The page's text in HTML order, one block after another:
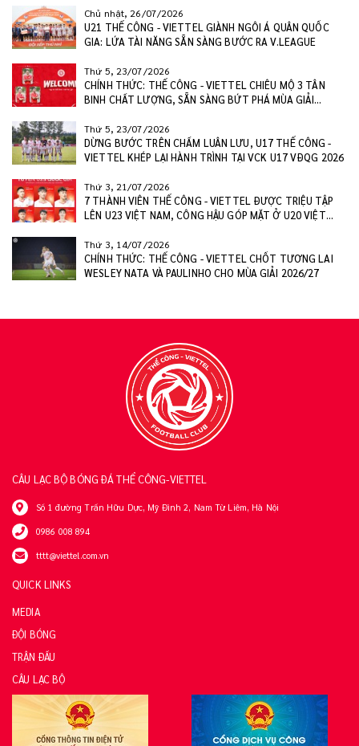
Chủ nhật, 26/07/2026
U21 THỂ CÔNG - VIETTEL GIÀNH NGÔI Á QUÂN QUỐC
GIA: LỨA TÀI NĂNG SẴN SÀNG BƯỚC RA V.LEAGUE
Thứ 5, 23/07/2026
CHÍNH THỨC: THỂ CÔNG - VIETTEL CHIÊU MỘ 3 TÂN
BINH CHẤT LƯỢNG, SẴN SÀNG BỨT PHÁ MÙA GIẢI
Thứ 5, 23/07/2026
DỪNG BƯỚC TRÊN CHẤM LUÂN LƯU, U17 THỂ CÔNG -
VIETTEL KHÉP LẠI HÀNH TRÌNH TẠI VCK U17 VĐQG 2026
Thứ 3, 21/07/2026
7 THÀNH VIÊN THỂ CÔNG - VIETTEL ĐƯỢC TRIỆU TẬP
LÊN U23 VIỆT NAM, CÔNG HẬU GÓP MẶT Ở U20 VIỆT
Thứ 3, 14/07/2026
CHÍNH THỨC: THỂ CÔNG - VIETTEL CHỐT TƯƠNG LAI
WESLEY NATA VÀ PAULINHO CHO MÙA GIẢI 2026/27
CÂU LẠC BỘ BÓNG ĐÁ THỂ CÔNG-VIETTEL
Số 1 đường Trần Hữu Dực, Mỹ Đình 2, Nam Từ Liêm, Hà Nội
0986 008 894
tttt@viettel.com.vn
QUICK LINKS
MEDIA
ĐỘI BÓNG
TRẬN ĐẤU
CÂU LẠC BỘ